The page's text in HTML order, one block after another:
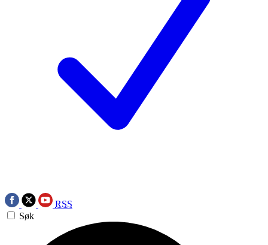
RSS
Søk